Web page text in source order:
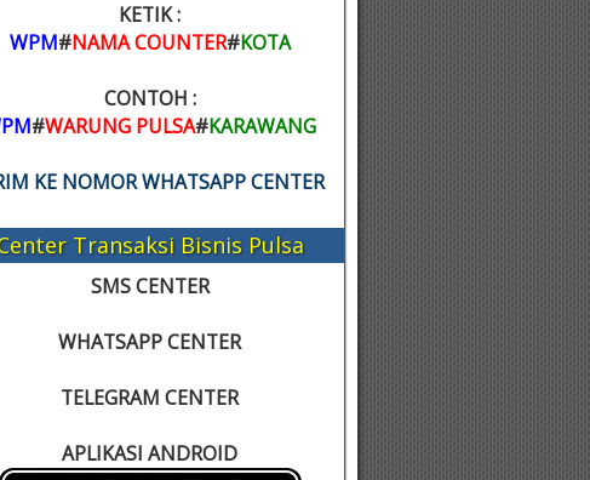
KETIK :
WPM#NAMA COUNTER#KOTA
CONTOH :
#WARUNG PULSA#KARAWANG
KE NOMOR WHATSAPP CENTER
Transaksi Bisnis Pulsa
SMS CENTER
WHATSAPP CENTER
TELEGRAM CENTER
APLIKASI ANDROID